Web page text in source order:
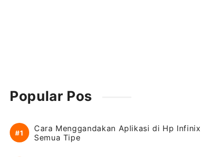
Popular Pos
Cara Menggandakan Aplikasi di Hp Infinix
Semua Tipe